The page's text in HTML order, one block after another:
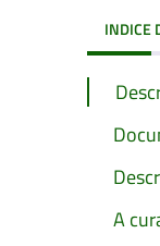
INDICE
A